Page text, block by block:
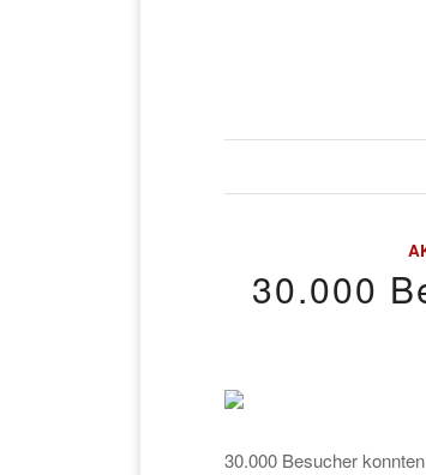
30.000
30.000 Besucher